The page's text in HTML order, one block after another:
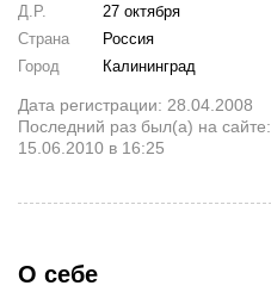
Д.Р.
27 октября
Страна
Россия
Город
Калининград
Дата регистрации: 28.04.2008
Последний раз был(а) на сайте:
15.06.2010 в 16:25
О себе